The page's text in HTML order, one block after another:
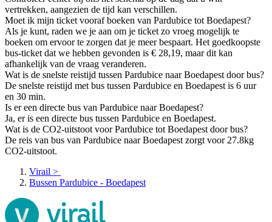
vertrekken, aangezien de tijd kan verschillen.
Moet ik mijn ticket vooraf boeken van Pardubice tot Boedapest?
Als je kunt, raden we je aan om je ticket zo vroeg mogelijk te
boeken om ervoor te zorgen dat je meer bespaart. Het goedkoopste
bus-ticket dat we hebben gevonden is € 28,19, maar dit kan
afhankelijk van de vraag veranderen.
Wat is de snelste reistijd tussen Pardubice naar Boedapest door bus?
De snelste reistijd met bus tussen Pardubice en Boedapest is 6 uur
en 30 min.
Is er een directe bus van Pardubice naar Boedapest?
Ja, er is een directe bus tussen Pardubice en Boedapest.
Wat is de CO2-uitstoot voor Pardubice tot Boedapest door bus?
De reis van bus van Pardubice naar Boedapest zorgt voor 27.8kg
CO2-uitstoot.
Virail >
Bussen Pardubice - Boedapest